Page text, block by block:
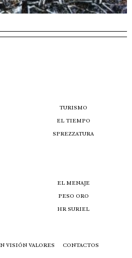
TURISMO
EL TIEMPO
SPREZZATURA
EL MENAJE
PESO ORO
HR SURIEL
VISIÓN VALORES CONTACTOS